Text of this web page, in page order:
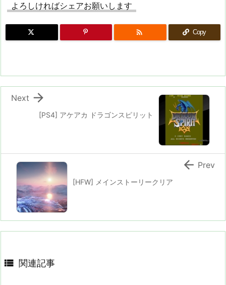
よろしければシェアお願いします
 Copy
[PS4] アケアカ ドラゴンスピリット

Next
[HFW] メインストーリークリア
 Prev
 関連記事